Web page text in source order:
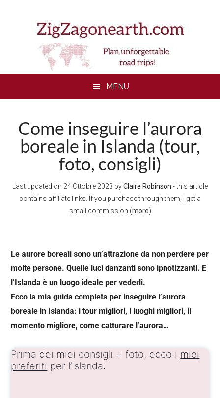
MENU
Come inseguire l’aurora
boreale in Islanda (tour,
foto, consigli)
Last updated on 24 Ottobre 2023 byClaire Robinson - this article
contains affiliate links. If you purchase through them, I get a
small commission (more)
Le aurore boreali sono un’attrazione da non perdere per
molte persone. Quelle luci danzanti sono ipnotizzanti. E
l’Islanda è un luogo ideale per vederli.
Ecco la mia guida completa per inseguire l’aurora
boreale in Islanda: i tour migliori, i luoghi migliori, il
momento migliore, come catturare l’aurora…
Prima dei miei consigli + foto, ecco i miei
preferiti per l’Islanda: